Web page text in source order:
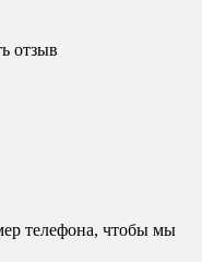
отзыв
телефона, чтобы мы